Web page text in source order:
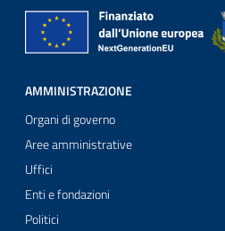
AMMINISTRAZIONE
Organi di governo
Aree amministrative
Uffici
Enti e fondazioni
Politici